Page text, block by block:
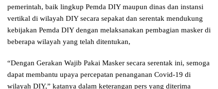
pemerintah, baik lingkup Pemda DIY maupun dinas dan instansi
vertikal di wilayah DIY secara sepakat dan serentak mendukung
kebijakan Pemda DIY dengan melaksanakan pembagian masker di
beberapa wilayah yang telah ditentukan,
“Dengan Gerakan Wajib Pakai Masker secara serentak ini, semoga
dapat membantu upaya percepatan penanganan Covid-19 di
wilayah DIY,” katanya dalam keterangan pers yang diterima